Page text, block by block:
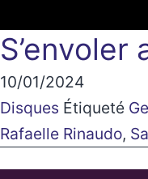
S’envoler
10/01/2024
Disques Étiqueté
Rafaelle Rinaudo,